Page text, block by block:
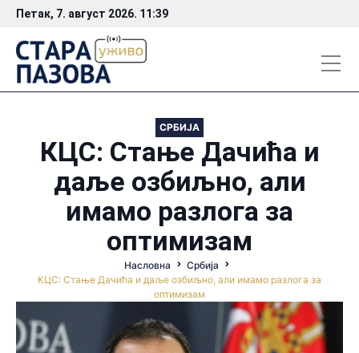
Петак, 7. август 2026. 11:39
СРБИЈА
КЦС: Стање Дачића и
даље озбиљно, али
имамо разлога за
оптимизам
Насловна
Србија
КЦС: Стање Дачића и даље озбиљно, али имамо разлога за
оптимизам